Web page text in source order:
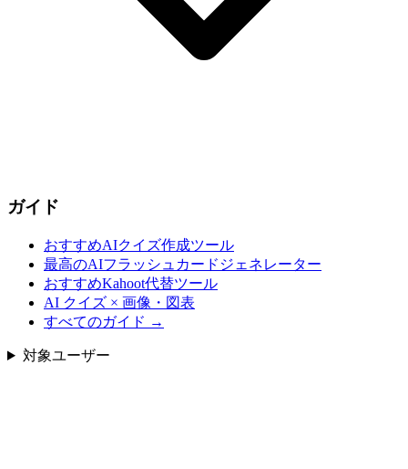
ガイド
おすすめAIクイズ作成ツール
最高のAIフラッシュカードジェネレーター
おすすめKahoot代替ツール
AI クイズ × 画像・図表
すべてのガイド →
対象ユーザー